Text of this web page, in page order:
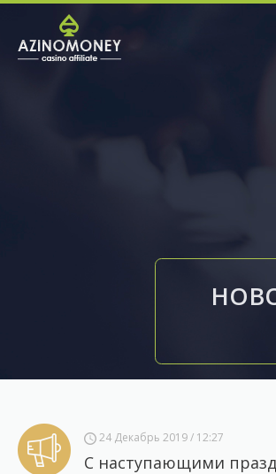
24 Декабрь 2019 / 12:27
С наступающими